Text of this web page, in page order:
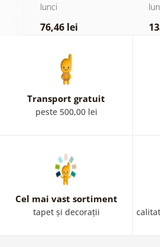
lunci
76,46 lei
Transport gratuit
peste 500,00 lei
Cel mai vast sortiment
tapet și decorații